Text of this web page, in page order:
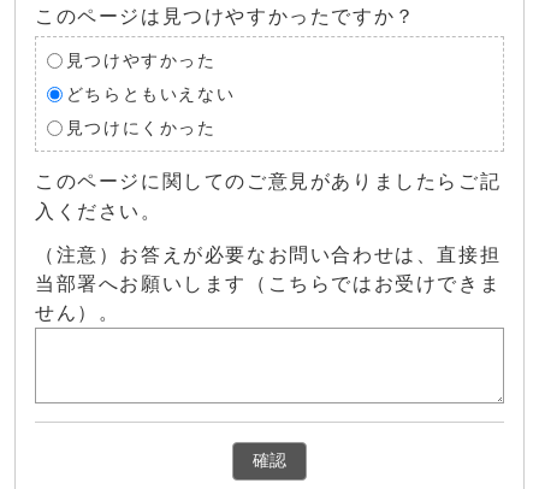
このページは見つけやすかったですか？
見つけやすかった
どちらともいえない
見つけにくかった
このページに関してのご意見がありましたらご記
入ください。
（注意）お答えが必要なお問い合わせは、直接担
当部署へお願いします（こちらではお受けできま
せん）。
確認